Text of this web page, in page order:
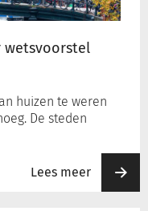
wetsvoorstel
huizen te weren
De steden
Lees meer